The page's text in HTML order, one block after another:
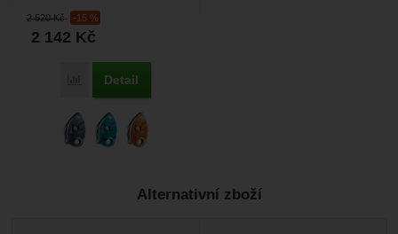
2 520Kč -15 %
2 142 Kč
Porovnat
Detail
asistovanou blokací,...
Alternativní zboží